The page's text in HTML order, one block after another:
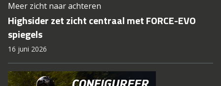
Meer zicht naar achteren
Highsider zet zicht centraal met FORCE-EVO
spiegels
16 juni 2026